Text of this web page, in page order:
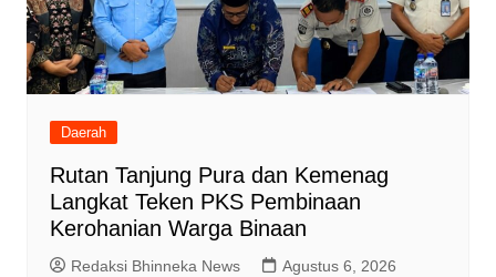
Daerah
Rutan Tanjung Pura dan Kemenag
Langkat Teken PKS Pembinaan
Kerohanian Warga Binaan
Redaksi Bhinneka News
Agustus 6, 2026